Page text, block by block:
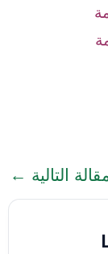
التالية ←